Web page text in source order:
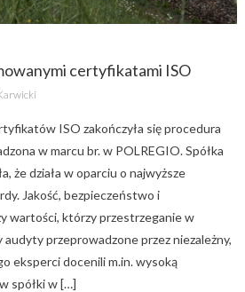
certyfikatami ISO
ISO zakończyła się procedura
w marcu br. w POLREGIO. Spółka
że działa w oparciu o najwyższe
Jakość, bezpieczeństwo i
wartości, którzy przestrzeganie w
przeprowadzone przez niezależny,
eksperci docenili m.in. wysoką
spółki w […]